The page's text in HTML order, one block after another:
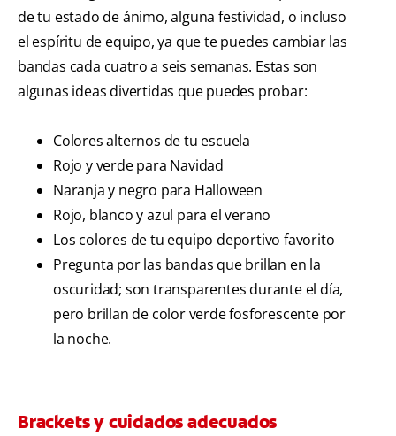
de tu estado de ánimo, alguna festividad, o incluso
el espíritu de equipo, ya que te puedes cambiar las
bandas cada cuatro a seis semanas. Estas son
algunas ideas divertidas que puedes probar:
Colores alternos de tu escuela
Rojo y verde para Navidad
Naranja y negro para Halloween
Rojo, blanco y azul para el verano
Los colores de tu equipo deportivo favorito
Pregunta por las bandas que brillan en la
oscuridad; son transparentes durante el día,
pero brillan de color verde fosforescente por
la noche.
Brackets y cuidados adecuados